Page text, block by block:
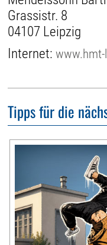
Grassistr. 8
04107 Leipzig
Internet:
Tipps für die